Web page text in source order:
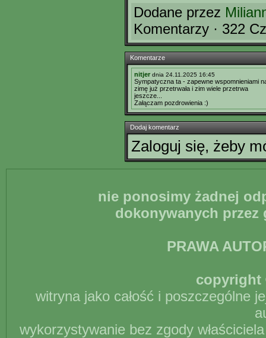
Dodane przez
Komentarzy · 322
Komentarze
nitjer dnia 24.11.2025 16:45
Sympatyczna ta - zapewne wspomnieniami
zimę już przetrwała i zim wiele przetrwa
jeszcze...
Załączam pozdrowienia :)
Dodaj komentarz
Zaloguj się, żeby
nie ponosimy żadnej
dokonywanych
PRAWA
copyright
witryna jako całość i poszczególne
wykorzystywanie bez zgody